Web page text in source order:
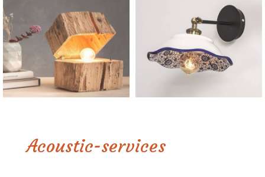
Acoustic-services